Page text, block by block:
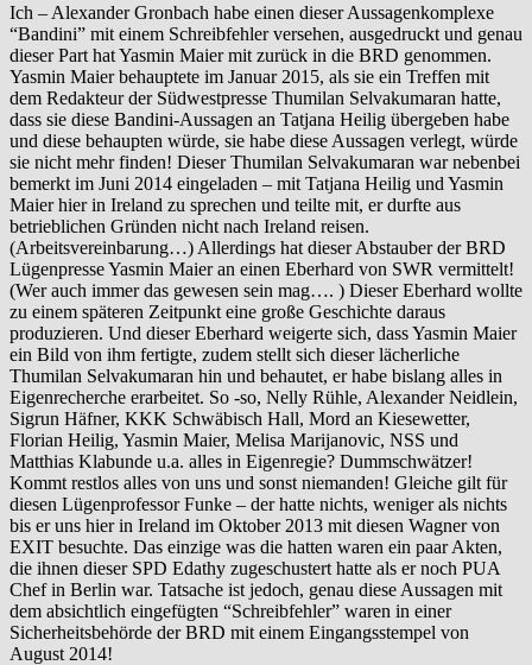
Ich – Alexander Gronbach habe einen dieser Aussagenkomplexe
“Bandini” mit einem Schreibfehler versehen, ausgedruckt und genau
dieser Part hat Yasmin Maier mit zurück in die BRD genommen.
Yasmin Maier behauptete im Januar 2015, als sie ein Treffen mit
dem Redakteur der Südwestpresse Thumilan Selvakumaran hatte,
dass sie diese Bandini-Aussagen an Tatjana Heilig übergeben habe
und diese behaupten würde, sie habe diese Aussagen verlegt, würde
sie nicht mehr finden! Dieser Thumilan Selvakumaran war nebenbei
bemerkt im Juni 2014 eingeladen – mit Tatjana Heilig und Yasmin
Maier hier in Ireland zu sprechen und teilte mit, er durfte aus
betrieblichen Gründen nicht nach Ireland reisen.
(Arbeitsvereinbarung…) Allerdings hat dieser Abstauber der BRD
Lügenpresse Yasmin Maier an einen Eberhard von SWR vermittelt!
(Wer auch immer das gewesen sein mag…. ) Dieser Eberhard wollte
zu einem späteren Zeitpunkt eine große Geschichte daraus
produzieren. Und dieser Eberhard weigerte sich, dass Yasmin Maier
ein Bild von ihm fertigte, zudem stellt sich dieser lächerliche
Thumilan Selvakumaran hin und behautet, er habe bislang alles in
Eigenrecherche erarbeitet. So -so, Nelly Rühle, Alexander Neidlein,
Sigrun Häfner, KKK Schwäbisch Hall, Mord an Kiesewetter,
Florian Heilig, Yasmin Maier, Melisa Marijanovic, NSS und
Matthias Klabunde u.a. alles in Eigenregie? Dummschwätzer!
Kommt restlos alles von uns und sonst niemanden! Gleiche gilt für
diesen Lügenprofessor Funke – der hatte nichts, weniger als nichts
bis er uns hier in Ireland im Oktober 2013 mit diesen Wagner von
EXIT besuchte. Das einzige was die hatten waren ein paar Akten,
die ihnen dieser SPD Edathy zugeschustert hatte als er noch PUA
Chef in Berlin war. Tatsache ist jedoch, genau diese Aussagen mit
dem absichtlich eingefügten “Schreibfehler” waren in einer
Sicherheitsbehörde der BRD mit einem Eingangsstempel von
August 2014!